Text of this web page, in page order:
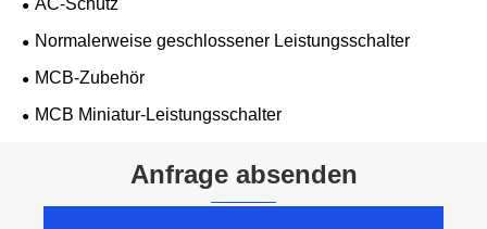
Normalerweise geschlossener Leistungsschalter
MCB-Zubehör
MCB Miniatur-Leistungsschalter
Anfrage absenden